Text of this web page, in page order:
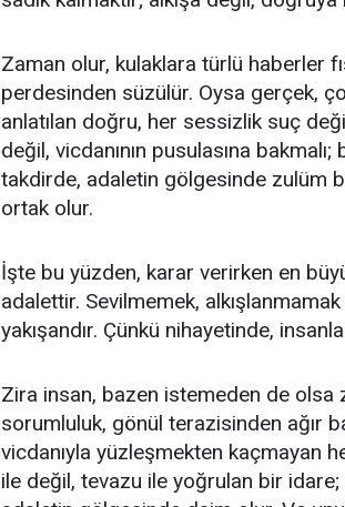
Zaman olur, kulaklara türlü haberler
perdesinden süzülür. Oysa gerçek,
anlatılan doğru, her sessizlik suç
değil, vicdanının pusulasına
takdirde, adaletin gölgesinde zulüm
ortak olur.
İşte bu yüzden, karar verirken en
adalettir. Sevilmemek,
yakışandır. Çünkü nihayetinde,
Zira insan, bazen istemeden de olsa
sorumluluk, gönül terazisinden ağır
vicdanıyla yüzleşmekten kaçmayan
ile değil, tevazu ile yoğrulan bir